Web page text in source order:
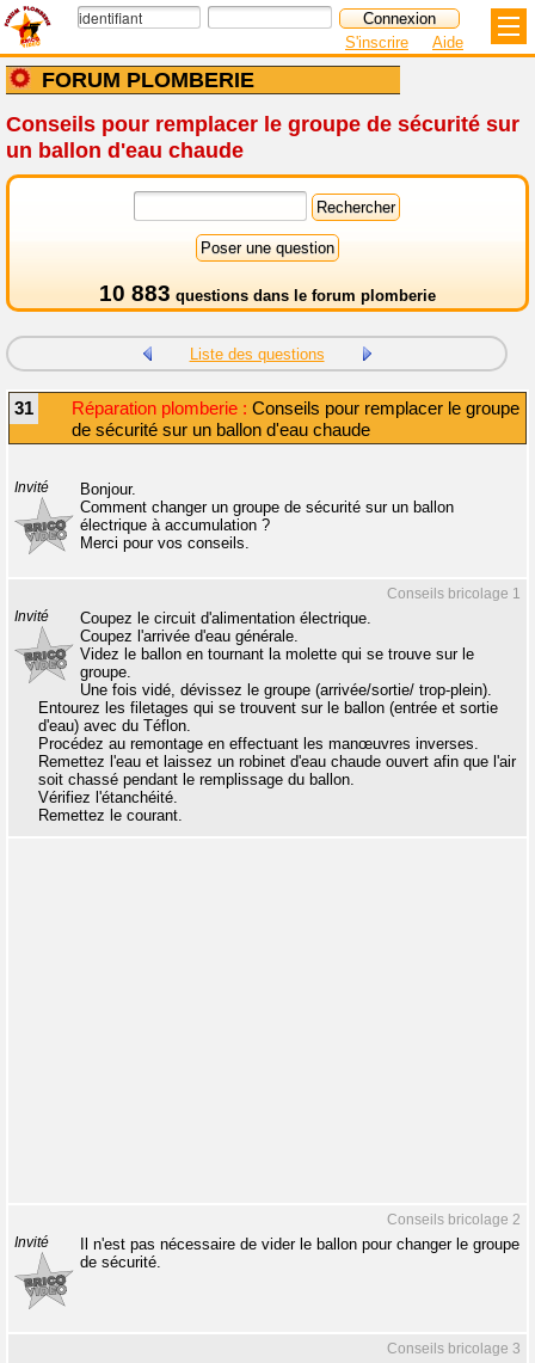
FORUM PLOMBERIE
S'inscrire Aide
Conseils pour remplacer le groupe de sécurité sur
un ballon d'eau chaude
10 883 questions dans le forum plomberie
Liste des questions
31 Réparation plomberie : Conseils pour remplacer le groupe
de sécurité sur un ballon d'eau chaude
Invité
Bonjour.
Comment changer un groupe de sécurité sur un ballon
électrique à accumulation ?
Merci pour vos conseils.
Conseils bricolage 1
Invité
Coupez le circuit d'alimentation électrique.
Coupez l'arrivée d'eau générale.
Videz le ballon en tournant la molette qui se trouve sur le
groupe.
Une fois vidé, dévissez le groupe (arrivée/sortie/ trop-plein).
Entourez les filetages qui se trouvent sur le ballon (entrée et sortie
d'eau) avec du Téflon.
Procédez au remontage en effectuant les manœuvres inverses.
Remettez l'eau et laissez un robinet d'eau chaude ouvert afin que l'air
soit chassé pendant le remplissage du ballon.
Vérifiez l'étanchéité.
Remettez le courant.
Conseils bricolage 2
Invité
Il n'est pas nécessaire de vider le ballon pour changer le groupe
de sécurité.
Conseils bricolage 3